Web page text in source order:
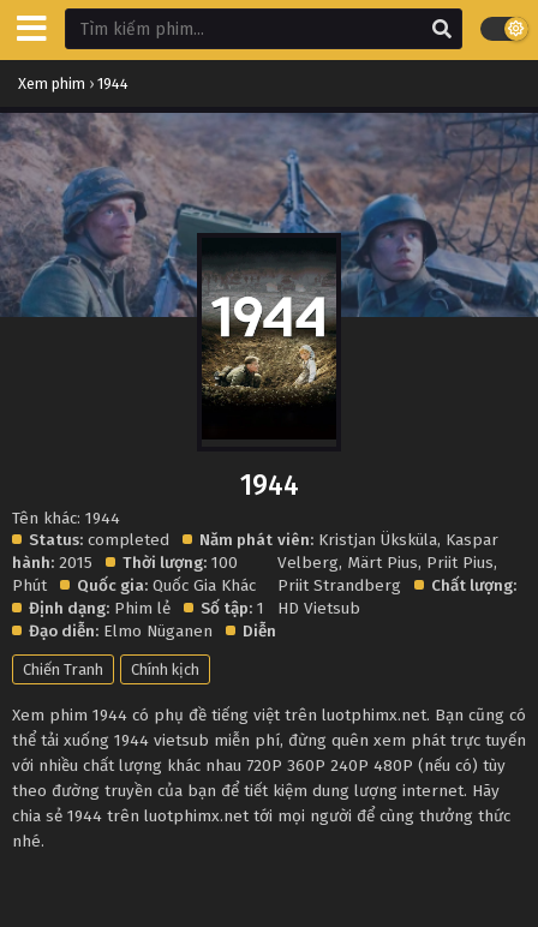
Xem phim › 1944
1944
Tên khác: 1944
Status: completed
Năm phát
hành: 2015 Thời lượng: 100
Phút
Quốc gia: Quốc Gia Khác
Định dạng: Phim lẻ Số tập: 1
Đạo diễn: Elmo Nüganen Diễn
viên: Kristjan Üksküla, Kaspar
Velberg, Märt Pius, Priit Pius,
Priit Strandberg
Chất lượng:
HD Vietsub
Chiến Tranh Chính kịch
Xem phim 1944 có phụ đề tiếng việt trên luotphimx.net. Bạn cũng có
thể tải xuống 1944 vietsub miễn phí, đừng quên xem phát trực tuyến
với nhiều chất lượng khác nhau 720P 360P 240P 480P (nếu có) tùy
theo đường truyền của bạn để tiết kiệm dung lượng internet. Hãy
chia sẻ 1944 trên luotphimx.net tới mọi người để cùng thưởng thức
nhé.